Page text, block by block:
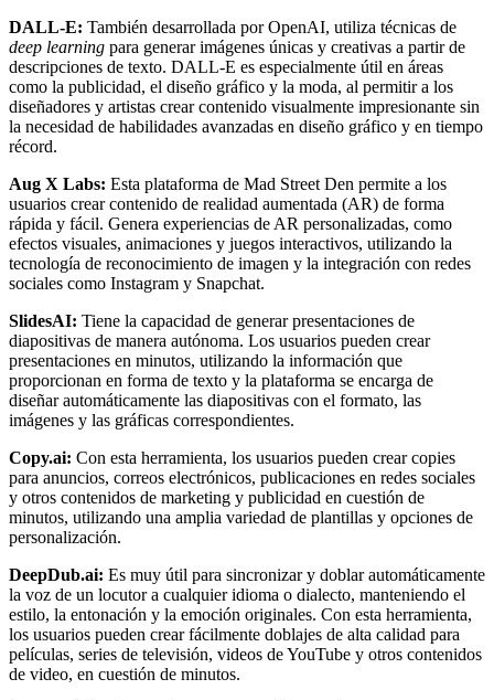
DALL-E: También desarrollada por OpenAI, utiliza técnicas de
deep learning para generar imágenes únicas y creativas a partir de
descripciones de texto. DALL-E es especialmente útil en áreas
como la publicidad, el diseño gráfico y la moda, al permitir a los
diseñadores y artistas crear contenido visualmente impresionante sin
la necesidad de habilidades avanzadas en diseño gráfico y en tiempo
récord.
Aug X Labs: Esta plataforma de Mad Street Den permite a los
usuarios crear contenido de realidad aumentada (AR) de forma
rápida y fácil. Genera experiencias de AR personalizadas, como
efectos visuales, animaciones y juegos interactivos, utilizando la
tecnología de reconocimiento de imagen y la integración con redes
sociales como Instagram y Snapchat.
SlidesAI: Tiene la capacidad de generar presentaciones de
diapositivas de manera autónoma. Los usuarios pueden crear
presentaciones en minutos, utilizando la información que
proporcionan en forma de texto y la plataforma se encarga de
diseñar automáticamente las diapositivas con el formato, las
imágenes y las gráficas correspondientes.
Copy.ai: Con esta herramienta, los usuarios pueden crear copies
para anuncios, correos electrónicos, publicaciones en redes sociales
y otros contenidos de marketing y publicidad en cuestión de
minutos, utilizando una amplia variedad de plantillas y opciones de
personalización.
DeepDub.ai: Es muy útil para sincronizar y doblar automáticamente
la voz de un locutor a cualquier idioma o dialecto, manteniendo el
estilo, la entonación y la emoción originales. Con esta herramienta,
los usuarios pueden crear fácilmente doblajes de alta calidad para
películas, series de televisión, videos de YouTube y otros contenidos
de video, en cuestión de minutos.